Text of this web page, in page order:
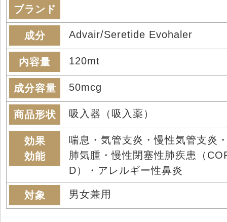
ブランド
成分 Advair/Seretide Evohaler
内容量 120mt
成分容量 50mcg
商品形状 吸入器（吸入薬）
効果
効能
喘息・気管支炎・慢性気管支炎
肺気腫・慢性閉塞性肺疾患（
D）・アレルギー性鼻炎
対象 男女兼用